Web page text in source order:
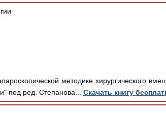
методике хирургического
под ред. Степанова... Скачать книгу